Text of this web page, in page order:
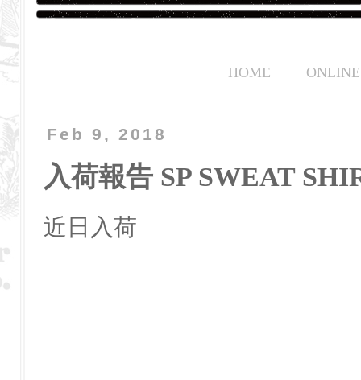
HOME
Feb 9, 2018
入荷報告 SP SWEAT
近日入荷